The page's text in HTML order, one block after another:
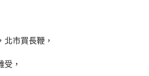
市買長鞭，
受，